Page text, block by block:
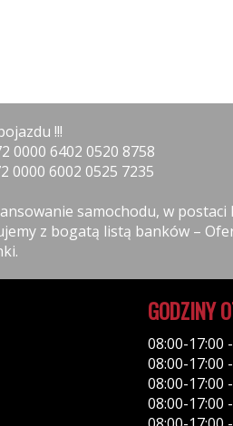
!!!
0000 6402 0520 8758
0000 6002 0525 7235
samochodu, w postaci
z bogatą listą banków –
GODZINY
08:00-17:00
08:00-17:00
08:00-17:00
08:00-17:00